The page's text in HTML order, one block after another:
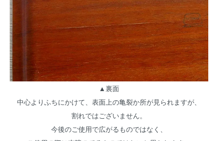
▲裏面
中心よりふちにかけて、表面上の亀裂か所が見られますが、
割れではございません。
今後のご使用で広がるものではなく、